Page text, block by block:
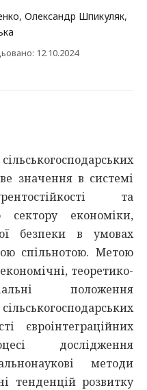
, Олександр Шпикуляк,
12.10.2024
значення в системі
та
сектору економіки,
безпеки в умовах
спільнотою. Метою
теоретико-
положення
євроінтеграційних
дослідження
методи
тенденцій розвитку